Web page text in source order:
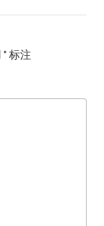
*标注